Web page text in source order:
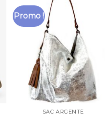
Promo !
SAC ARGENTÉ